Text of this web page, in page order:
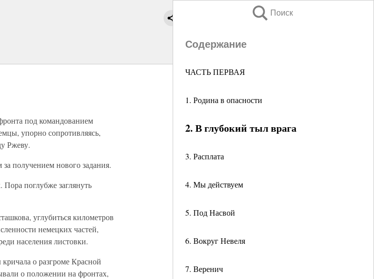
Поиск
Содержание
ЧАСТЬ ПЕРВАЯ
1. Родина в опасности
2. В глубокий тыл врага
3. Расплата
4. Мы действуем
5. Под Насвой
6. Вокруг Невеля
7. Веренич
под командованием
упорно сопротивляясь,
Ржеву.
получением нового задания.
поглубже заглянуть
углубиться километров
немецких частей,
населения листовки.
о разгроме Красной
о положении на фронтах,